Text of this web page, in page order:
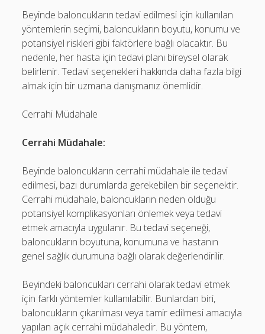
Beyinde baloncukların tedavi edilmesi için kullanılan
yöntemlerin seçimi, baloncukların boyutu, konumu ve
potansiyel riskleri gibi faktörlere bağlı olacaktır. Bu
nedenle, her hasta için tedavi planı bireysel olarak
belirlenir. Tedavi seçenekleri hakkında daha fazla bilgi
almak için bir uzmana danışmanız önemlidir.
Cerrahi Müdahale
Cerrahi Müdahale:
Beyinde baloncukların cerrahi müdahale ile tedavi
edilmesi, bazı durumlarda gerekebilen bir seçenektir.
Cerrahi müdahale, baloncukların neden olduğu
potansiyel komplikasyonları önlemek veya tedavi
etmek amacıyla uygulanır. Bu tedavi seçeneği,
baloncukların boyutuna, konumuna ve hastanın
genel sağlık durumuna bağlı olarak değerlendirilir.
Beyindeki baloncukları cerrahi olarak tedavi etmek
için farklı yöntemler kullanılabilir. Bunlardan biri,
baloncukların çıkarılması veya tamir edilmesi amacıyla
yapılan açık cerrahi müdahaledir. Bu yöntem,